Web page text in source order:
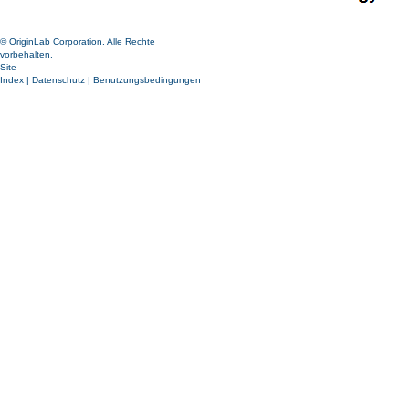
© OriginLab Corporation. Alle Rechte
vorbehalten.
Site
Index | Datenschutz | Benutzungsbedingungen